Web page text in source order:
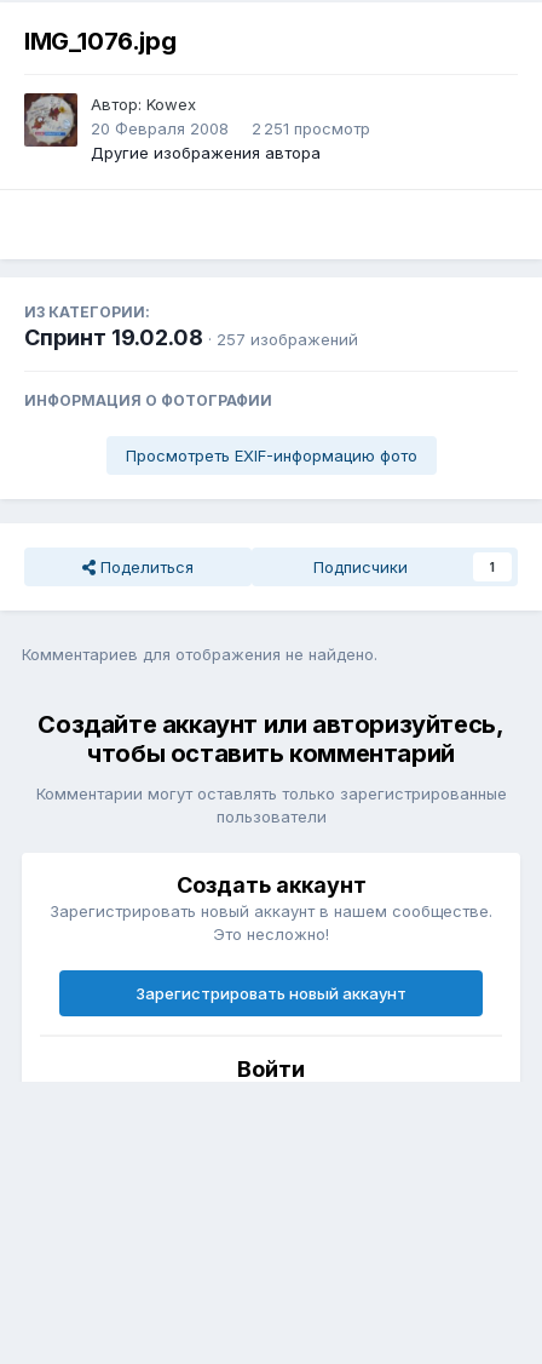
IMG_1076.jpg
Автор: Kowex
20 Февраля 2008
2 251 просмотр
Другие изображения автора
ИЗ КАТЕГОРИИ:
Спринт 19.02.08 · 257 изображений
ИНФОРМАЦИЯ О ФОТОГРАФИИ
Просмотреть EXIF-информацию фото
Поделиться Подписчики 1
Комментариев для отображения не найдено.
Создайте аккаунт или авторизуйтесь,
чтобы оставить комментарий
Комментарии могут оставлять только зарегистрированные
пользователи
Создать аккаунт
Зарегистрировать новый аккаунт в нашем сообществе.
Это несложно!
Зарегистрировать новый аккаунт
Войти